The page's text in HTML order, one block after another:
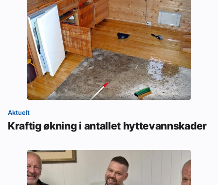
Aktuelt
Kraftig økning i antallet hyttevannskader